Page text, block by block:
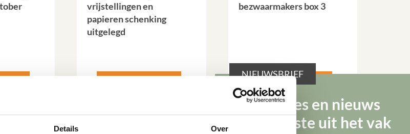
Details Over
vrijstellingen en
papieren schenking
uitgelegd
bezwaarmakers box 3
Lees verder
NIEUWSBRIEF
Tips, advies en nieuws
van de beste uit het vak